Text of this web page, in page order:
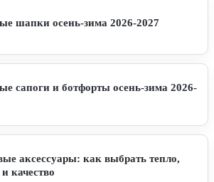
шапки осень-зима 2026-2027
сапоги и ботфорты осень-зима 2026-
аксессуары: как выбрать тепло,
качество